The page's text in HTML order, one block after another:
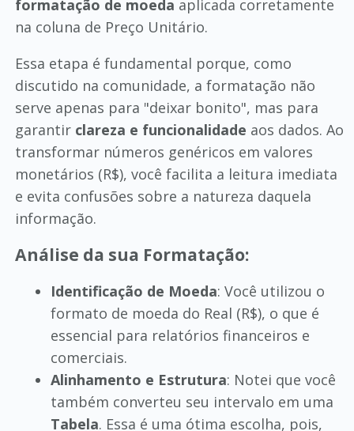
formatação de moeda aplicada corretamente
na coluna de Preço Unitário.
Essa etapa é fundamental porque, como
discutido na comunidade, a formatação não
serve apenas para "deixar bonito", mas para
garantir clareza e funcionalidade aos dados. Ao
transformar números genéricos em valores
monetários (R$), você facilita a leitura imediata
e evita confusões sobre a natureza daquela
informação.
Análise da sua Formatação:
Identificação de Moeda: Você utilizou o
formato de moeda do Real (R$), o que é
essencial para relatórios financeiros e
comerciais.
Alinhamento e Estrutura: Notei que você
também converteu seu intervalo em uma
Tabela. Essa é uma ótima escolha, pois,